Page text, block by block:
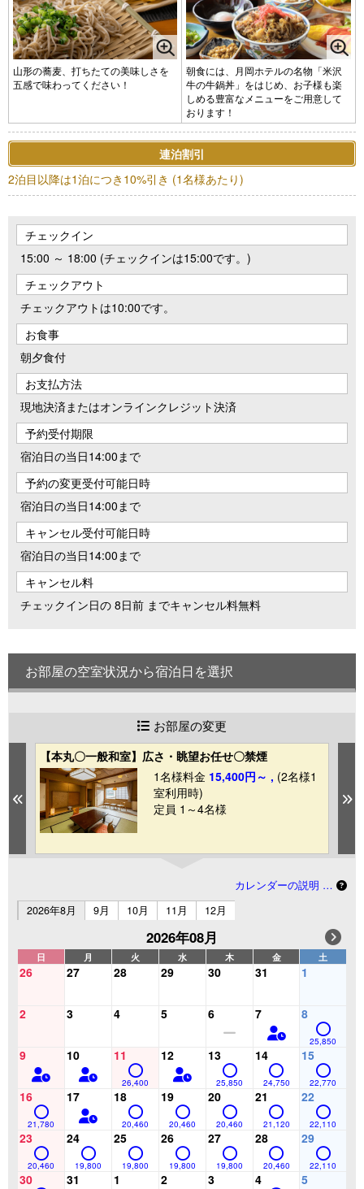
山形の蕎麦、打ちたての美味しさを
五感で味わってください！
朝食には、月岡ホテルの名物「米沢
牛の牛鍋丼」をはじめ、お子様も楽
しめる豊富なメニューをご用意して
おります！
連泊割引
2泊目以降は1泊につき10%引き (1名様あたり)
チェックイン
15:00 ～ 18:00 (チェックインは15:00です。)
チェックアウト
チェックアウトは10:00です。
お食事
朝夕食付
お支払方法
現地決済またはオンラインクレジット決済
予約受付期限
宿泊日の当日14:00まで
予約の変更受付可能日時
宿泊日の当日14:00まで
キャンセル受付可能日時
宿泊日の当日14:00まで
キャンセル料
チェックイン日の 8日前 までキャンセル料無料
お部屋の空室状況から宿泊日を選択
お部屋の変更
Previous
【本丸〇一般和室】広さ・眺望お任せ〇禁煙
1名様料金 15,400円～ , (2名様1
室利用時)
定員 1～4名様
カレンダーの説明 …
2026年8月
9月 10月 11月 12月
2026年08月
日 月 火 水 木 金 土
26 27 28 29 30 31 1
2 3 4 5 6 7 8
25,850
9 10 11
26,400
12 13
25,850
14
24,750
15
22,770
16
21,780
17 18
20,460
19
20,460
20
20,460
21
21,120
22
22,110
23
20,460
24
19,800
25
19,800
26
19,800
27
19,800
28
20,460
29
22,110
30 31 1 2 3 4 5